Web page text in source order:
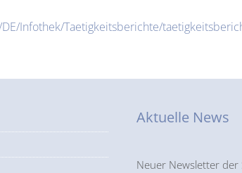
Infothek/Taetigkeitsberichte/
Aktuelle News
Neuer Newsletter der